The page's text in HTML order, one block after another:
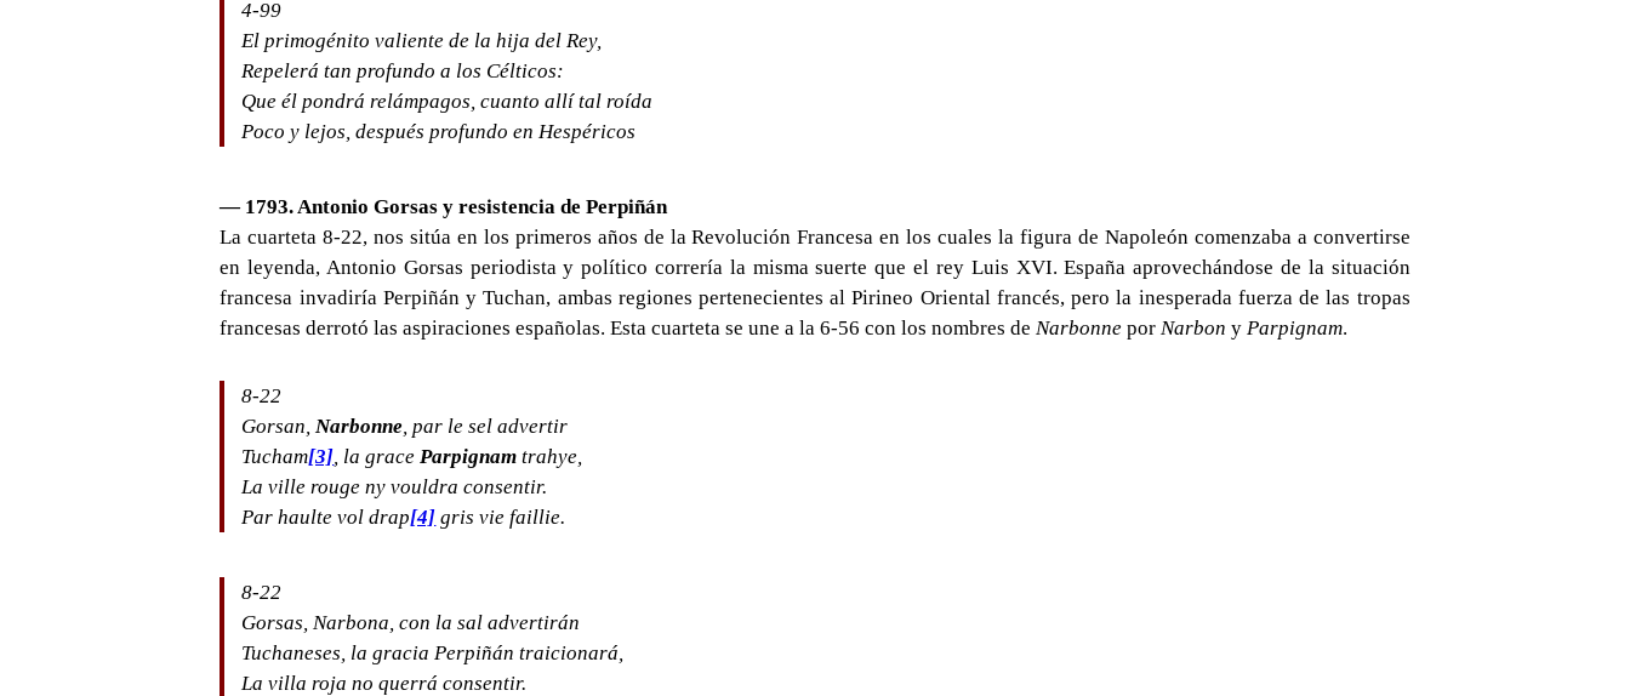
4-99
El primogénito valiente de la hija del Rey,
Repelerá tan profundo a los Célticos:
Que él pondrá relámpagos, cuanto allí tal roída
Poco y lejos, después profundo en Hespéricos
— 1793. Antonio Gorsas y resistencia de Perpiñán
La cuarteta 8-22, nos sitúa en los primeros años de la Revolución Francesa en los cuales la figura de Napoleón comenzaba a convertirse
en leyenda, Antonio Gorsas periodista y político correría la misma suerte que el rey Luis XVI. España aprovechándose de la situación
francesa invadiría Perpiñán y Tuchan, ambas regiones pertenecientes al Pirineo Oriental francés, pero la inesperada fuerza de las tropas
francesas derrotó las aspiraciones españolas. Esta cuarteta se une a la 6-56 con los nombres de Narbonne por Narbon y Parpignam.
8-22
Gorsan, Narbonne , par le sel advertir
Tucham[3] , la grace Parpignam trahye,
La ville rouge ny vouldra consentir.
Par haulte vol drap[4] gris vie faillie.
8-22
Gorsas, Narbona, con la sal advertirán
Tuchaneses, la gracia Perpiñán traicionará,
La villa roja no querrá consentir.